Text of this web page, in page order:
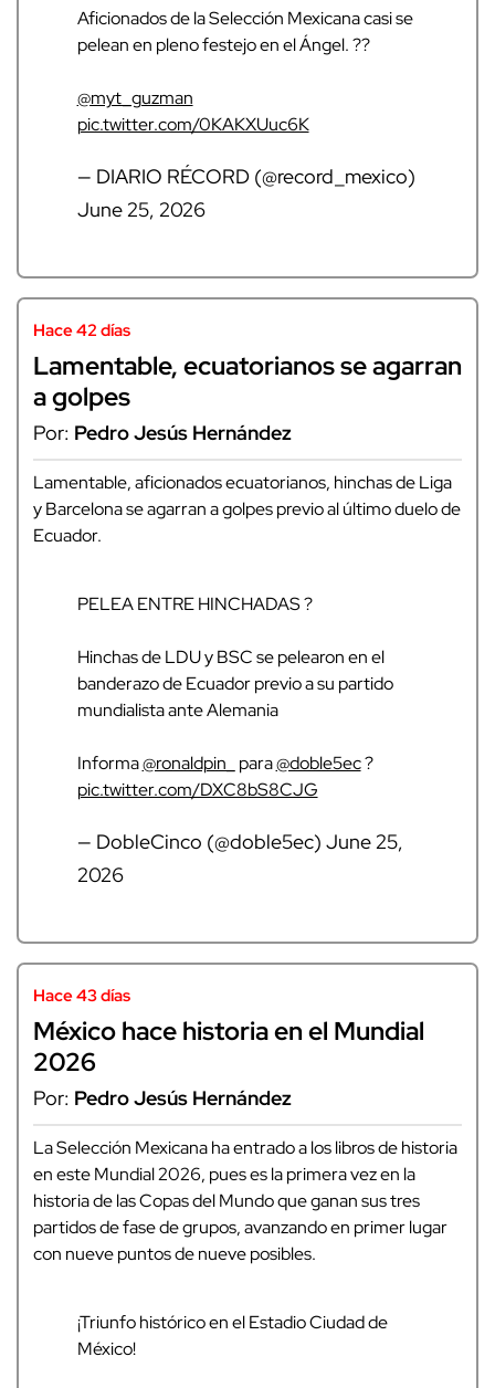
Aficionados de la Selección Mexicana casi se
pelean en pleno festejo en el Ángel. ??
@myt_guzman
pic.twitter.com/0KAKXUuc6K
— DIARIO RÉCORD (@record_mexico)
June 25, 2026
Hace 42 días
Lamentable, ecuatorianos se agarran
a golpes
Por: Pedro Jesús Hernández
Lamentable, aficionados ecuatorianos, hinchas de Liga
y Barcelona se agarran a golpes previo al último duelo de
Ecuador.
PELEA ENTRE HINCHADAS ?
Hinchas de LDU y BSC se pelearon en el
banderazo de Ecuador previo a su partido
mundialista ante Alemania
Informa@ronaldpin_ para@doble5ec?
pic.twitter.com/DXC8bS8CJG
— DobleCinco (@doble5ec) June 25,
2026
Hace 43 días
México hace historia en el Mundial
2026
Por: Pedro Jesús Hernández
La Selección Mexicana ha entrado a los libros de historia
en este Mundial 2026, pues es la primera vez en la
historia de las Copas del Mundo que ganan sus tres
partidos de fase de grupos, avanzando en primer lugar
con nueve puntos de nueve posibles.
¡Triunfo histórico en el Estadio Ciudad de
México!